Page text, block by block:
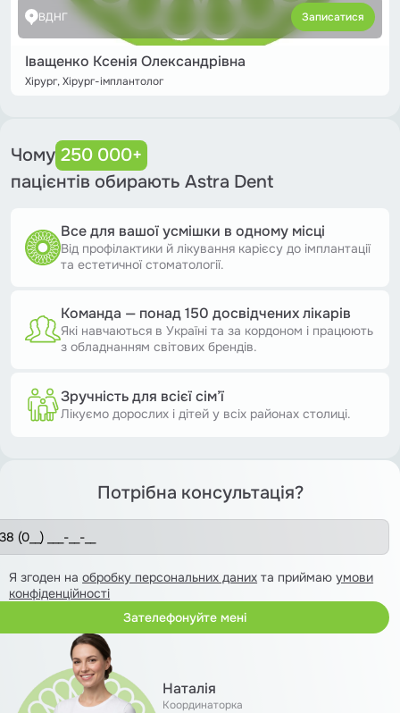
ВДНГ Записатися
Іващенко Ксенія Олександрівна
Хірург, Хірург-імплантолог
Чому 250 000+
пацієнтів обирають Astra Dent
Все для вашої усмішки в одному місці
Від профілактики й лікування карієсу до імплантації
та естетичної стоматології.
Команда — понад 150 досвідчених лікарів
Які навчаються в Україні та за кордоном і працюють
з обладнанням світових брендів.
Зручність для всієї сім’ї
Лікуємо дорослих і дітей у всіх районах столиці.
Потрібна консультація?
Я згоден наобробку персональних даних та приймаюумови
конфіденційності
Наталія
Координаторка